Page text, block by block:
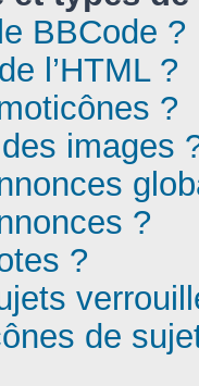
BBCode ?
l’HTML ?
?
images
?
?
de